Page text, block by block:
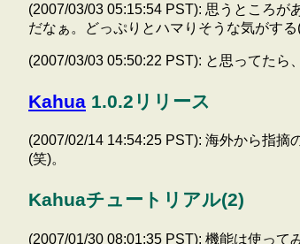
(2007/03/03 05:15:54 PST): 思うところ
だなぁ。どっぷりとハマりそうな気がする(
(2007/03/03 05:50:22 PST): と思ってたら
Kahua 1.0.2リリース
(2007/02/14 14:54:25 PST): 海外から指
(笑)。
Kahuaチュートリアル(2)
(2007/01/30 08:01:35 PST): 機能は使っ